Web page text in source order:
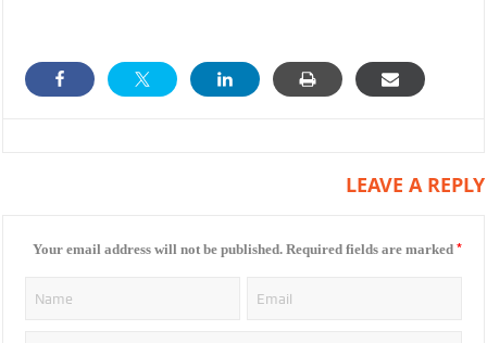
LEAVE A REPLY
Your email address will not be published. Required fields are marked *